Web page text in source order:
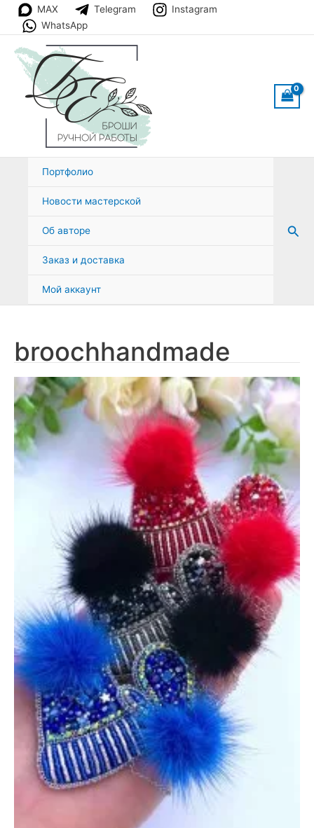
Перейти
содержимому
MAX Telegram
Instagram
WhatsApp
Портфолио
Новости мастерской
Об авторе
Заказ и доставка
Мой аккаунт
broochhandmade